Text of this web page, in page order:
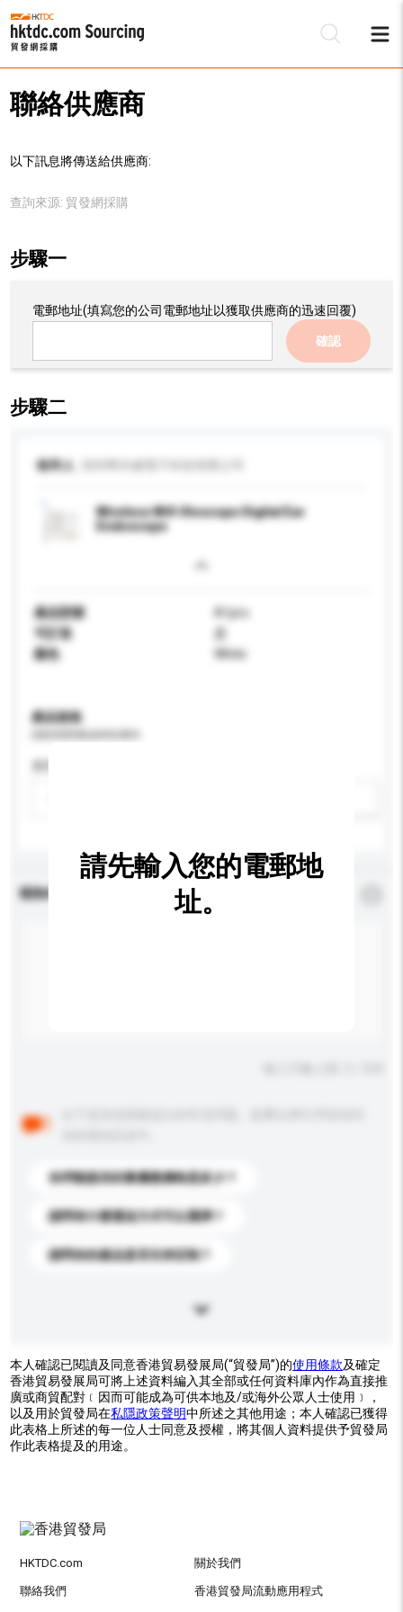
聯絡供應商
以下訊息將傳送給供應商:
查詢來源: 貿發網採購
步驟一
電郵地址(填寫您的公司電郵地址以獲取供應商的迅速回覆)
確認
步驟二
收件人
Wireless Wifi Otoscope Digital Ear
Endoscope
產品型號
A1pro
可訂造
是
顏色
White
產品規格
查詢內容
你們能提供的最優惠價格是多少？
請問有什麼運送方式可以選擇？
請問你的產品是否支持定制？
請先輸入您的電郵地
址。
本人確認已閱讀及同意香港貿易發展局(“貿發局”)的使用條款及確定
香港貿易發展局可將上述資料編入其全部或任何資料庫內作為直接推
廣或商貿配對﹝因而可能成為可供本地及/或海外公眾人士使用﹞，
以及用於貿發局在私隱政策聲明中所述之其他用途；本人確認已獲得
此表格上所述的每一位人士同意及授權，將其個人資料提供予貿發局
作此表格提及的用途。
HKTDC.com 關於我們
聯絡我們 香港貿發局流動應用程式